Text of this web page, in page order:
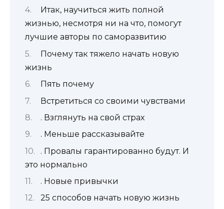
Итак, научиться жить полной
жизнью, несмотря ни на что, помогут
лучшие авторы по саморазвитию
Почему так тяжело начать новую
жизнь
Пять почему
Встретиться со своими чувствами
. Взглянуть на свой страх
. Меньше рассказывайте
. Провалы гарантированно будут. И
это нормально
. Новые привычки
25 способов начать новую жизнь